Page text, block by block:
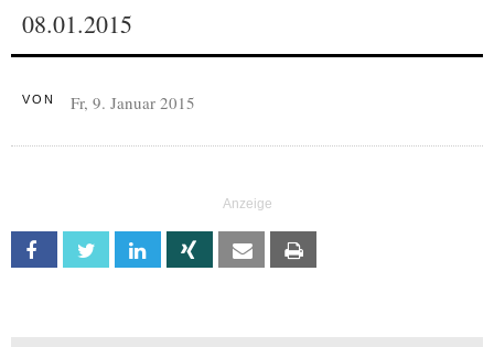
08.01.2015
VON Fr, 9. Januar 2015
Facebook Twitter Linkedin Xing Email